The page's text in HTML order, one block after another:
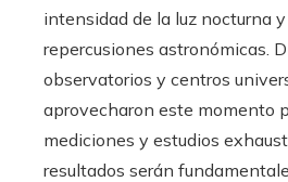
intensidad de la luz nocturna
repercusiones astronómicas.
observatorios y centros
aprovecharon este momento
mediciones y estudios
resultados serán